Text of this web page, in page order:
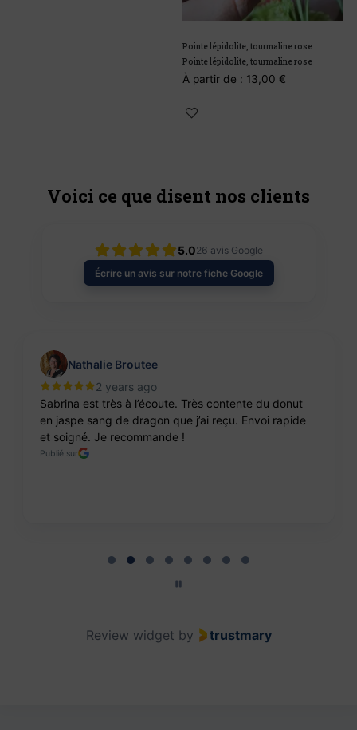
Pointe lépidolite, tourmaline rose
Pointe lépidolite, tourmaline rose
À partir de : 13,00 €
Voici ce que disent nos clients
5.026 avis Google
Écrire un avis sur notre fiche Google
Nathalie Broutee
2 years ago
Sabrina est très à l’écoute. Très contente du donut
en jaspe sang de dragon que j’ai reçu. Envoi rapide
et soigné. Je recommande !
Publié sur
Review widget by trustmary